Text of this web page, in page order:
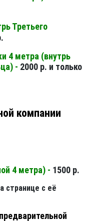
Третьего
4 метра (внутрь
- 2000 р. и только
компании
4 метра) - 1500 р.
странице с её